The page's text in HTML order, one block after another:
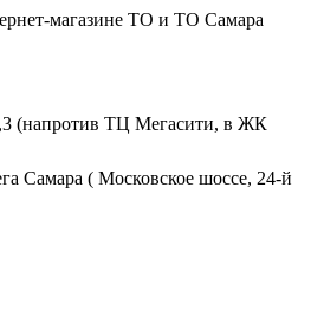
магазине ТО и ТО Самара
(напротив ТЦ Мегасити, в ЖК
Самара ( Московское шоссе, 24-й